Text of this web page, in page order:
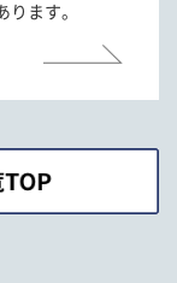
ます。